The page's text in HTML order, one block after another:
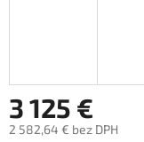
3 125 €
2 582,64 € bez DPH